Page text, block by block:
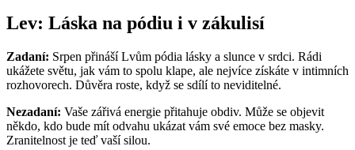
Lev: Láska na pódiu i v zákulisí
Zadaní: Srpen přináší Lvům pódia lásky a slunce v srdci. Rádi
ukážete světu, jak vám to spolu klape, ale nejvíce získáte v intimních
rozhovorech. Důvěra roste, když se sdílí to neviditelné.
Nezadaní: Vaše zářivá energie přitahuje obdiv. Může se objevit
někdo, kdo bude mít odvahu ukázat vám své emoce bez masky.
Zranitelnost je teď vaší silou.